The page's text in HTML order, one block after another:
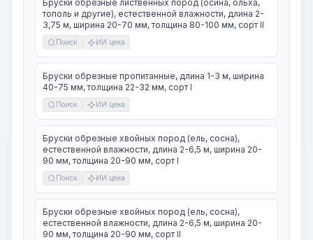
Бруски обрезные лиственных пород (осина, ольха,
тополь и другие), естественной влажности, длина 2-
3,75 м, ширина 20-70 мм, толщина 80-100 мм, сорт II
Поиск ИИ цена
Бруски обрезные пропитанные, длина 1-3 м, ширина
40-75 мм, толщина 22-32 мм, сорт I
Поиск ИИ цена
Бруски обрезные хвойных пород (ель, сосна),
естественной влажности, длина 2-6,5 м, ширина 20-
90 мм, толщина 20-90 мм, сорт I
Поиск ИИ цена
Бруски обрезные хвойных пород (ель, сосна),
естественной влажности, длина 2-6,5 м, ширина 20-
90 мм, толщина 20-90 мм, сорт II